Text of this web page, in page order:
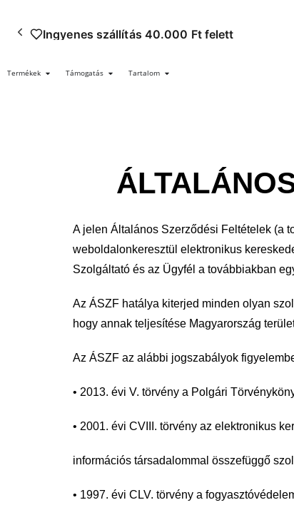
Ingyenes szállítás 40.000 Ft felett
Termékek Támogatás Tartalom
A jelen Általános Szerződési Feltételek (a
weboldalonkeresztül elektronikus
Szolgáltató és az Ügyfél a továbbiakban
Az ÁSZF hatálya kiterjed minden olyan
hogy annak teljesítése Magyarország
Az ÁSZF az alábbi jogszabályok
• 2013. évi V. törvény a Polgári
• 2001. évi CVIII. törvény az elektronikus
információs társadalommal összefüggő
• 1997. évi CLV. törvény a